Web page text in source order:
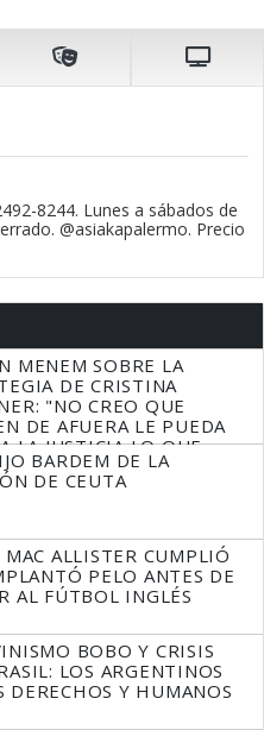
8244. Lunes a sábados de
@asiakapalermo. Precio
MENEM SOBRE LA
DE CRISTINA
"NO CREO QUE
DE AFUERA LE PUEDA
LA JUSTICIA LO QUE
HACER"
BARDEM DE LA
DE CEUTA
MAC ALLISTER CUMPLIÓ
PELO ANTES DE
AL FÚTBOL INGLÉS
BOBO Y CRISIS
LOS ARGENTINOS
DERECHOS Y HUMANOS